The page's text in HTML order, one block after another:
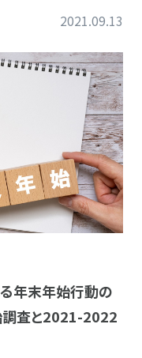
2021.09.13
年末年始行動の
査と2021-2022